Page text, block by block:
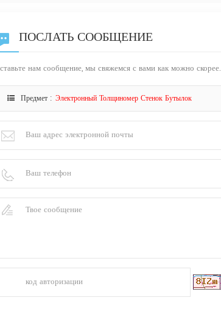
ПОСЛАТЬ СООБЩЕНИЕ
нам сообщение, мы свяжемся с вами как можно скорее.
Предмет : Электронный Толщиномер Стенок Бутылок